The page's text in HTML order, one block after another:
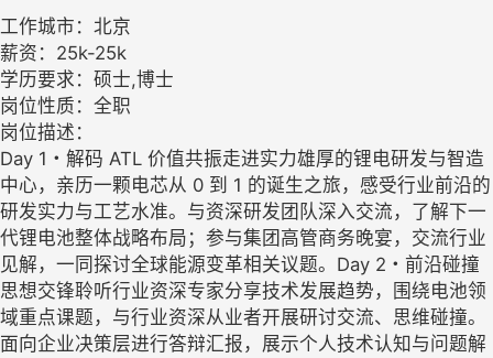
工作城市：北京
薪资：25k-25k
学历要求：硕士,博士
岗位性质：全职
岗位描述：
Day 1・解码 ATL 价值共振走进实力雄厚的锂电研发与智造
中心，亲历一颗电芯从 0 到 1 的诞生之旅，感受行业前沿的
研发实力与工艺水准。与资深研发团队深入交流，了解下一
代锂电池整体战略布局；参与集团高管商务晚宴，交流行业
见解，一同探讨全球能源变革相关议题。Day 2・前沿碰撞
思想交锋聆听行业资深专家分享技术发展趋势，围绕电池领
域重点课题，与行业资深从业者开展研讨交流、思维碰撞。
面向企业决策层进行答辩汇报，展示个人技术认知与问题解